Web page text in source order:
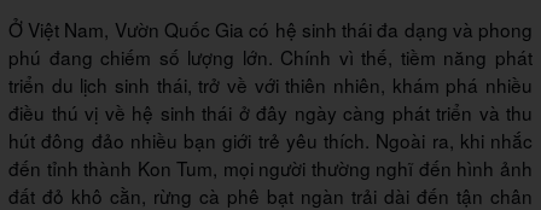
Ở Việt Nam, Vườn Quốc Gia có hệ sinh thái đa dạng và phong
phú đang chiếm số lượng lớn. Chính vì thế, tiềm năng phát
triển du lịch sinh thái, trở về với thiên nhiên, khám phá nhiều
điều thú vị về hệ sinh thái ở đây ngày càng phát triển và thu
hút đông đảo nhiều bạn giới trẻ yêu thích. Ngoài ra, khi nhắc
đến tỉnh thành Kon Tum, mọi người thường nghĩ đến hình ảnh
đất đỏ khô cằn, rừng cà phê bạt ngàn trải dài đến tận chân